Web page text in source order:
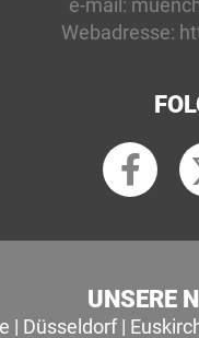
e-mail:
Webadresse:
UNSERE
| Düsseldorf|